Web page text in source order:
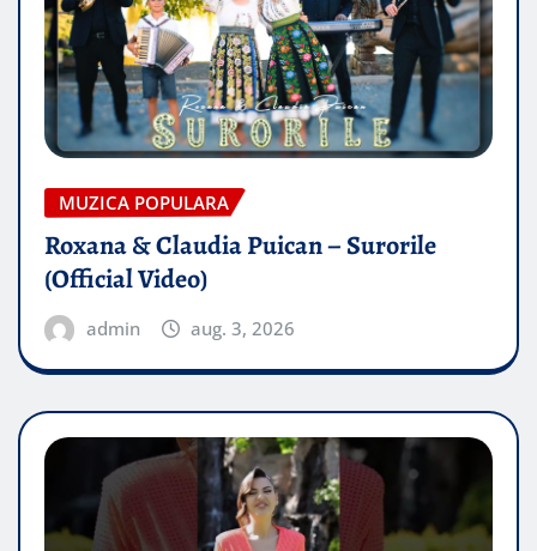
MUZICA POPULARA
Roxana & Claudia Puican – Surorile
(Official Video)
admin aug. 3, 2026